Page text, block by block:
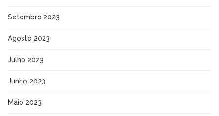
Setembro 2023
Agosto 2023
Julho 2023
Junho 2023
Maio 2023